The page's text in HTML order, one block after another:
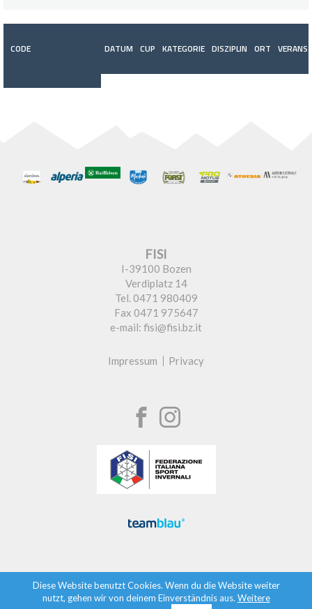
CODE DATUM CUP KATEGORIE DISZIPLIN ORT
FISI
I-39100 Bozen
Verdiplatz 14
Tel. 0471 980409
Fax 0471 975647
e-mail: fisi@fisi.bz.it
Impressum Privacy
Diese Website benutzt Cookies. Wenn du die Website weiter
nutzt, gehen wir von deinem Einverständnis aus. Weitere